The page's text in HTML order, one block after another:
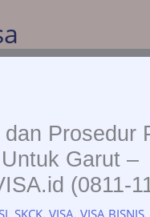
Prosedur
Garut –
(0811-